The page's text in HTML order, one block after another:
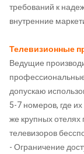
требований к
внутренние
Телевизионные
Ведущие
допускаю
5-7 номеров, где
же крупных
телевизоров
- Ограничение